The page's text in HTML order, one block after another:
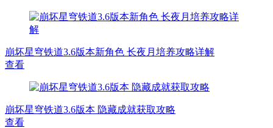
崩坏星穹铁道3.6版本新角色 长夜月培养攻略详解
查看
崩坏星穹铁道3.6版本 隐藏成就获取攻略
查看